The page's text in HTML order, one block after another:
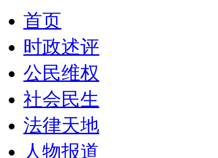
首页
时政述评
公民维权
社会民生
法律天地
人物报道